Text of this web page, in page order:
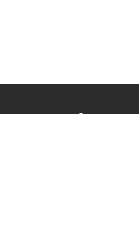
О проекте